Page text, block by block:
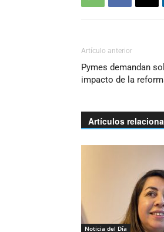
Artículo anterior
Pymes demandan
impacto de la
Artículos
Noticia del Día